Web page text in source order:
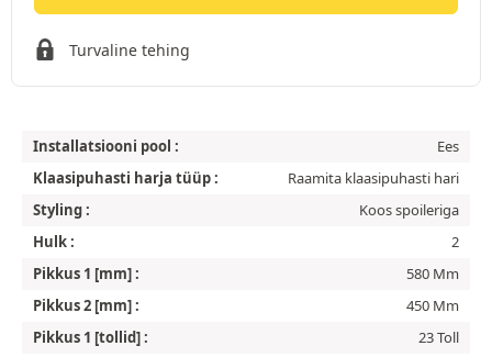
Turvaline tehing
Installatsiooni pool :
Ees
Klaasipuhasti harja tüüp :
Raamita klaasipuhasti hari
Styling :
Koos spoileriga
Hulk :
2
Pikkus 1 [mm] :
580 Mm
Pikkus 2 [mm] :
450 Mm
Pikkus 1 [tollid] :
23 Toll